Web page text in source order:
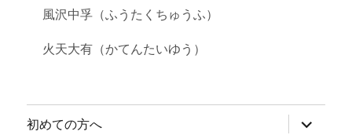
風沢中孚（ふうたくちゅうふ）
火天大有（かてんたいゆう）
初めての方へ